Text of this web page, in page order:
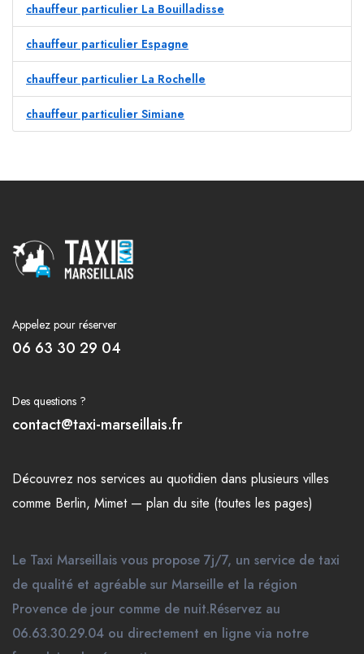
chauffeur particulier La Bouilladisse
chauffeur particulier Espagne
chauffeur particulier La Rochelle
chauffeur particulier Simiane
Appelez pour réserver
06 63 30 29 04
Des questions ?
contact@taxi-marseillais.fr
Découvrez nos services au quotidien dans plusieurs villes
comme Berlin, Mimet— plan du site (toutes les pages)
Le Taxi Marseillais vous propose 7j/7, un service de taxi
de qualité et agréable sur Marseille et la région
Provence de jour comme de nuit.Réservez au
06.63.30.29.04 ou directement en ligne via notre